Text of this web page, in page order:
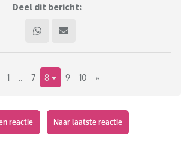
lijken er geen kinderen meer te
grootse happening, er waren ca. 15
dan zitten er toch 3-4 moeders met
de ervaringen die ze hebben met de
begeleiding, want... hun
maar aan en de school snapt het ook al
door.
Deel dit bericht:
1 7 8 9 10 »
reactie Naar laatste reactie